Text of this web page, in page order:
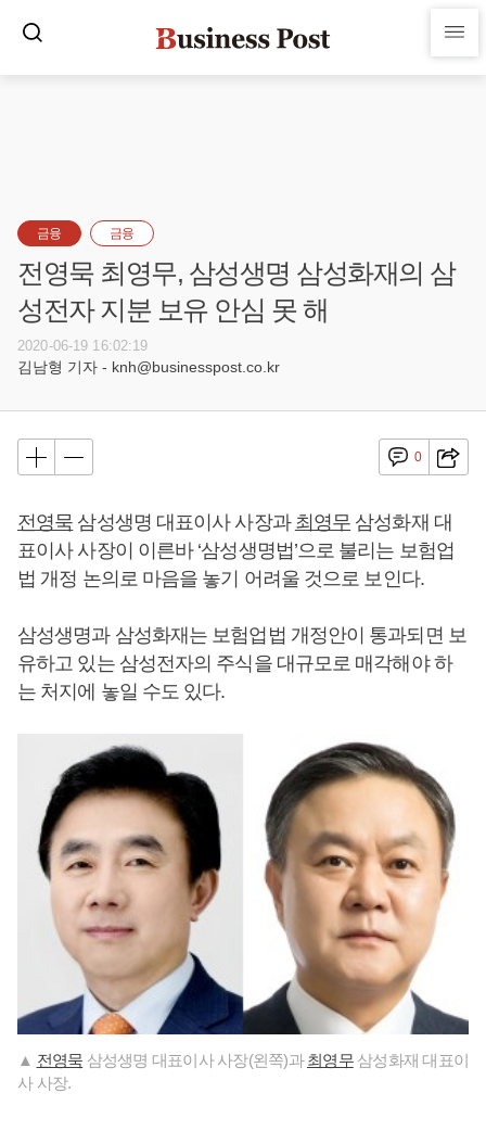
금융 금융
전영묵 최영무, 삼성생명 삼성화재의 삼
성전자 지분 보유 안심 못 해
2020-06-19 16:02:19
김남형 기자 - knh@businesspost.co.kr
0
전영묵 삼성생명 대표이사 사장과 최영무 삼성화재 대
표이사 사장이 이른바 ‘삼성생명법’으로 불리는 보험업
법 개정 논의로 마음을 놓기 어려울 것으로 보인다.
삼성생명과 삼성화재는 보험업법 개정안이 통과되면 보
유하고 있는 삼성전자의 주식을 대규모로 매각해야 하
는 처지에 놓일 수도 있다.
▲ 전영묵 삼성생명 대표이사 사장(왼쪽)과최영무삼성화재 대표이
사 사장.